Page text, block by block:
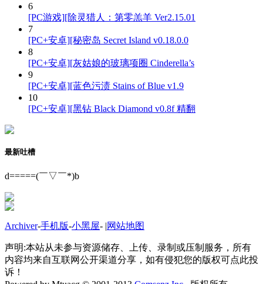
6
[PC游戏][除灵猎人：第零羔羊 Ver2.15.01
7
[PC+安卓][秘密岛 Secret Island v0.18.0.0
8
[PC+安卓][灰姑娘的玻璃项圈 Cinderella’s
9
[PC+安卓][蓝色污渍 Stains of Blue v1.9
10
[PC+安卓][黑钻 Black Diamond v0.8f 精翻
最新吐槽
d=====(￣▽￣*)b
Archiver-手机版-小黑屋- |网站地图
声明:本站从未参与资源储存、上传、录制或压制服务，所有
内容均来自互联网公开渠道分享，如有侵犯您的版权可点此投
诉！